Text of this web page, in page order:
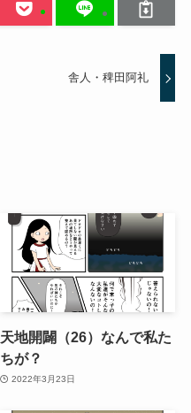
舎人・稗田阿礼
天地開闢（26）なんで私た
ちが？
2022年3月23日